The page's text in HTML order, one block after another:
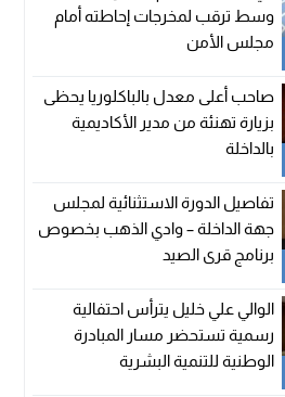
وسط ترقب لمخرجات إحاطته أمام
مجلس الأمن
صاحب أعلى معدل بالباكلوريا يحظى
بزيارة تهنئة من مدير الأكاديمية
بالداخلة
تفاصيل الدورة الاستثنائية لمجلس
جهة الداخلة – وادي الذهب بخصوص
برنامج قرى الصيد
الوالي علي خليل يترأس احتفالية
رسمية تستحضر مسار المبادرة
الوطنية للتنمية البشرية